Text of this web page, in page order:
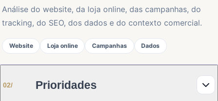
Análise do website, da loja online, das campanhas, do
tracking, do SEO, dos dados e do contexto comercial.
Website Loja online Campanhas Dados
02/ Prioridades